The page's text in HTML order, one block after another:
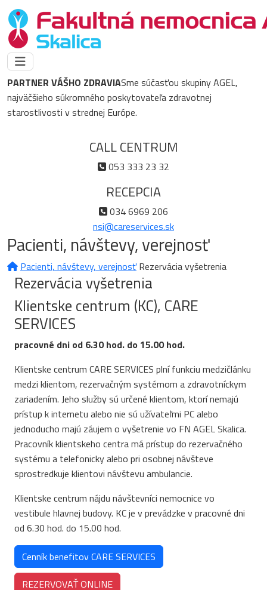
PARTNER VÁŠHO ZDRAVIASme súčasťou skupiny AGEL,
najväčšieho súkromného poskytovateľa zdravotnej
starostlivosti v strednej Európe.
CALL CENTRUM
053 333 23 32
RECEPCIA
034 6969 206
nsi@careservices.sk
Pacienti, návštevy, verejnosť
Pacienti, návštevy, verejnosť Rezervácia vyšetrenia
Rezervácia vyšetrenia
Klientske centrum (KC), CARE
SERVICES
pracovné dni od 6.30 hod. do 15.00 hod.
Klientske centrum CARE SERVICES plní funkciu medzičlánku
medzi klientom, rezervačným systémom a zdravotníckym
zariadením. Jeho služby sú určené klientom, ktorí nemajú
prístup k internetu alebo nie sú užívateľmi PC alebo
jednoducho majú záujem o vyšetrenie vo FN AGEL Skalica.
Pracovník klientskeho centra má prístup do rezervačného
systému a telefonicky alebo pri osobnej návšteve
sprostredkuje klientovi návštevu ambulancie.
Klientske centrum nájdu návštevníci nemocnice vo
vestibule hlavnej budovy. KC je v prevádzke v pracovné dni
od 6.30 hod. do 15.00 hod.
Cenník benefitov CARE SERVICES
REZERVOVAŤ ONLINE